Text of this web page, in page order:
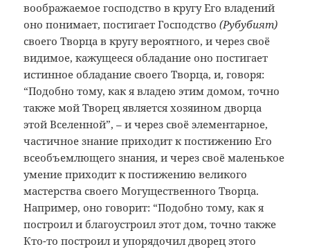
воображаемое господство в кругу Его владений
оно понимает, постигает Господство(Рубубият)
своего Творца в кругу вероятного, и через своё
видимое, кажущееся обладание оно постигает
истинное обладание своего Творца, и, говоря:
“Подобно тому, как я владею этим домом, точно
также мой Творец является хозяином дворца
этой Вселенной”, – и через своё элементарное,
частичное знание приходит к постижению Его
всеобъемлющего знания, и через своё маленькое
умение приходит к постижению великого
мастерства своего Могущественного Творца.
Например, оно говорит: “Подобно тому, как я
построил и благоустроил этот дом, точно также
Кто-то построил и упорядочил дворец этого